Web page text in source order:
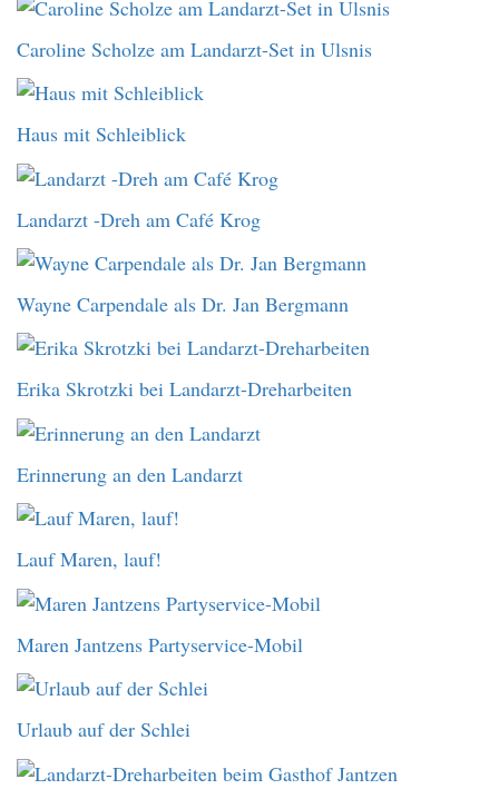
Caroline Scholze am Landarzt-Set in Ulsnis
Haus mit Schleiblick
Landarzt -Dreh am Café Krog
Wayne Carpendale als Dr. Jan Bergmann
Erika Skrotzki bei Landarzt-Dreharbeiten
Erinnerung an den Landarzt
Lauf Maren, lauf!
Maren Jantzens Partyservice-Mobil
Urlaub auf der Schlei